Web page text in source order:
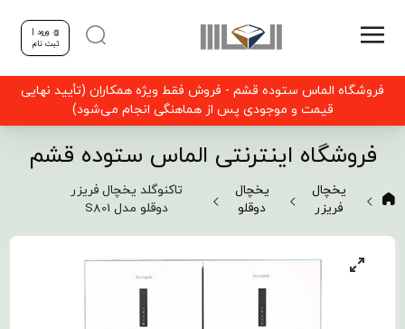
ورود |
ثبت نام
فروشگاه الماس ستوده قشم - فروش فقط ویژه همکاران (تأیید نهایی
قیمت و موجودی پس از هماهنگی انجام می‌شود)
فروشگاه اینترنتی الماس ستوده قشم
یخچال
فریزر
یخچال
دوقلو
تاکنوگلد یخچال فریزر
دوقلو مدل S801